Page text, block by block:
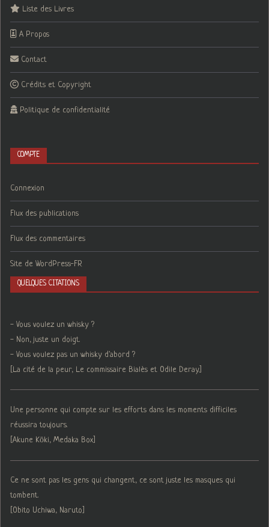
Liste des Livres
A Propos
Contact
Crédits et Copyright
Politique de confidentialité
COMPTE
Connexion
Flux des publications
Flux des commentaires
Site de WordPress-FR
QUELQUES CITATIONS
- Vous voulez un whisky ?
- Non, juste un doigt.
- Vous voulez pas un whisky d'abord ?
[La cité de la peur, Le commissaire Bialès et Odile Deray.]
Une personne qui compte sur les efforts dans les moments difficiles
réussira toujours.
[Akune Kōki, Medaka Box]
Ce ne sont pas les gens qui changent, ce sont juste les masques qui
tombent.
[Obito Uchiwa, Naruto]